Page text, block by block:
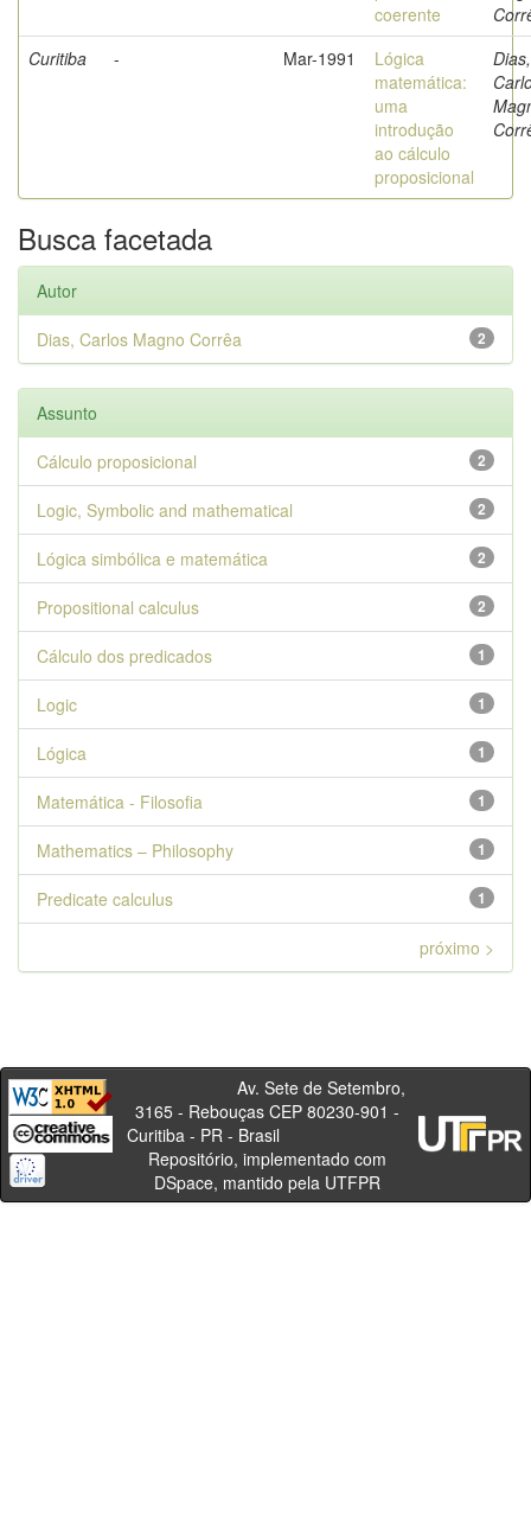
coerente
Curitiba
- Mar-1991
Lógica
matemática:
uma
introdução
ao cálculo
proposicional
Dias,
Busca facetada
Autor
2
Dias, Carlos Magno Corrêa
Assunto
2
Cálculo proposicional
2
Logic, Symbolic and mathematical
2
Lógica simbólica e matemática
2
Propositional calculus
1
Cálculo dos predicados
1
Logic
1
Lógica
1
Matemática - Filosofia
1
Mathematics – Philosophy
1
Predicate calculus
próximo >
Av. Sete de Setembro,
3165 - Rebouças CEP 80230-901 -
Curitiba - PR - Brasil
Repositório, implementado com
DSpace, mantido pela UTFPR